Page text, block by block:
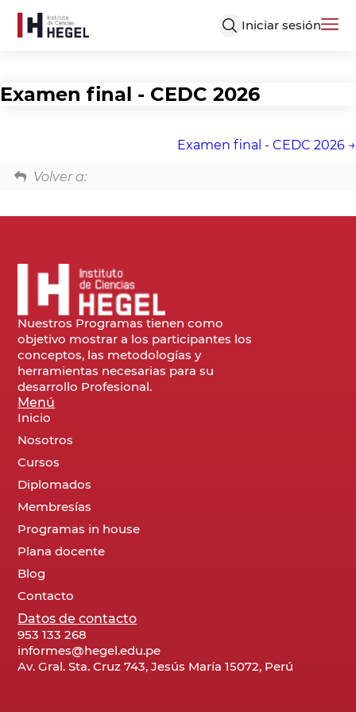
Iniciar sesión
Examen final - CEDC 2026
Examen final - CEDC 2026
Volver a:
Nuestros Programas tienen como
objetivo mostrar a los participantes los
conceptos, las metodologías y
herramientas necesarias para su
desarrollo Profesional.
Menú
Inicio
Nosotros
Cursos
Diplomados
Membresías
Programas in house
Plana docente
Blog
Contacto
Datos de contacto
953 133 268
informes@hegel.edu.pe
Av. Gral. Sta. Cruz 743, Jesús María 15072, Perú